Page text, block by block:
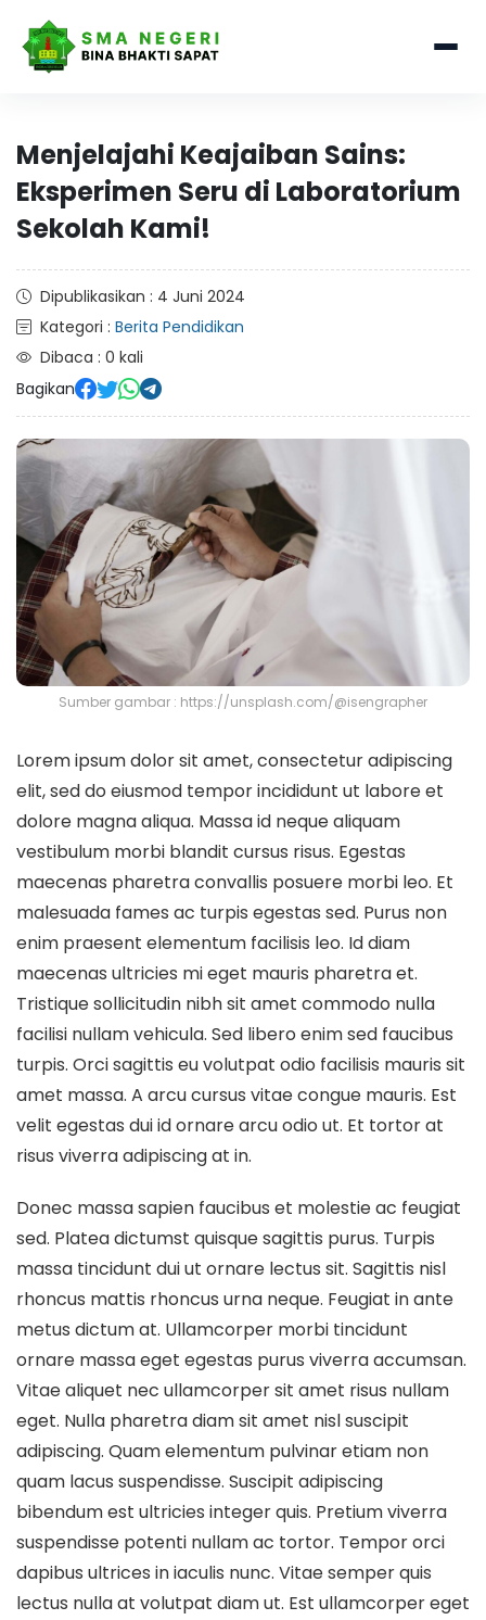
Menjelajahi Keajaiban Sains:
Eksperimen Seru di Laboratorium
Sekolah Kami!
Dipublikasikan : 4 Juni 2024
Kategori : Berita Pendidikan
Dibaca : 0 kali
Bagikan
Sumber gambar : https://unsplash.com/@isengrapher
Lorem ipsum dolor sit amet, consectetur adipiscing
elit, sed do eiusmod tempor incididunt ut labore et
dolore magna aliqua. Massa id neque aliquam
vestibulum morbi blandit cursus risus. Egestas
maecenas pharetra convallis posuere morbi leo. Et
malesuada fames ac turpis egestas sed. Purus non
enim praesent elementum facilisis leo. Id diam
maecenas ultricies mi eget mauris pharetra et.
Tristique sollicitudin nibh sit amet commodo nulla
facilisi nullam vehicula. Sed libero enim sed faucibus
turpis. Orci sagittis eu volutpat odio facilisis mauris sit
amet massa. A arcu cursus vitae congue mauris. Est
velit egestas dui id ornare arcu odio ut. Et tortor at
risus viverra adipiscing at in.
Donec massa sapien faucibus et molestie ac feugiat
sed. Platea dictumst quisque sagittis purus. Turpis
massa tincidunt dui ut ornare lectus sit. Sagittis nisl
rhoncus mattis rhoncus urna neque. Feugiat in ante
metus dictum at. Ullamcorper morbi tincidunt
ornare massa eget egestas purus viverra accumsan.
Vitae aliquet nec ullamcorper sit amet risus nullam
eget. Nulla pharetra diam sit amet nisl suscipit
adipiscing. Quam elementum pulvinar etiam non
quam lacus suspendisse. Suscipit adipiscing
bibendum est ultricies integer quis. Pretium viverra
suspendisse potenti nullam ac tortor. Tempor orci
dapibus ultrices in iaculis nunc. Vitae semper quis
lectus nulla at volutpat diam ut. Est ullamcorper eget